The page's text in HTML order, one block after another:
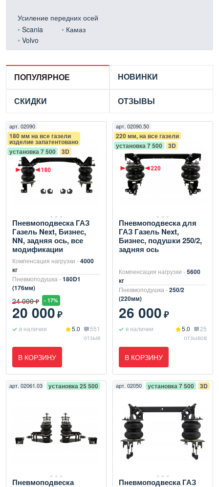
Усиление передних осей
Scania
Volvo
Камаз
ПОПУЛЯРНОЕ НОВИНКИ
СКИДКИ ОТЗЫВЫ
арт. 02090
180 мм на все газели
изделие запатентовано
установка 7 500
3D
Пневмоподвеска ГАЗ
Газель Next, Бизнес,
NN, задняя ось, все
модификации
Компенсация нагрузки -4000
кг
Пневмоподушка -180D1
(176мм)
24 000 ₽ - 17%
20 000₽
в наличии 5.0
551
отзыв
В КОРЗИНУ
арт. 02090.50
220 мм, на все газели
установка 7 500
3D
Пневмоподвеска для
ГАЗ Газель Next,
Бизнес, подушки 250/2,
задняя ось
Компенсация нагрузки -5600
кг
Пневмоподушка -250/2
(220мм)
26 000₽
в наличии 5.0
25
отзывов
В КОРЗИНУ
арт. 02061.03 установка 25 500
Пневмоподвеска
арт. 02050 установка 7 500 3D
Пневмоподвеска ГАЗ